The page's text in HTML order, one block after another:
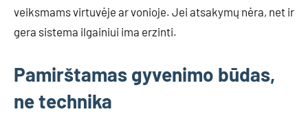
veiksmams virtuvėje ar vonioje. Jei atsakymų nėra, net ir
gera sistema ilgainiui ima erzinti.
Pamirštamas gyvenimo būdas,
ne technika